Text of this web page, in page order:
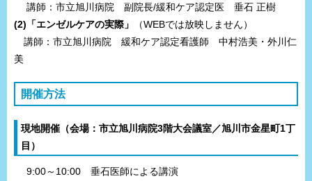
講師：市立旭川病院 副院長/緩和ケア認定医 垂石 正樹
(2)「エンゼルケアの実際」
（WEBでは放映しません）
講師：市立旭川病院 緩和ケア認定看護師 中村浩美・外川仁
美
開催方法
現地開催（会場：市立旭川病院3階大会議室／旭川市金星町1丁
目）
9:00～10:00 垂石医師による講演